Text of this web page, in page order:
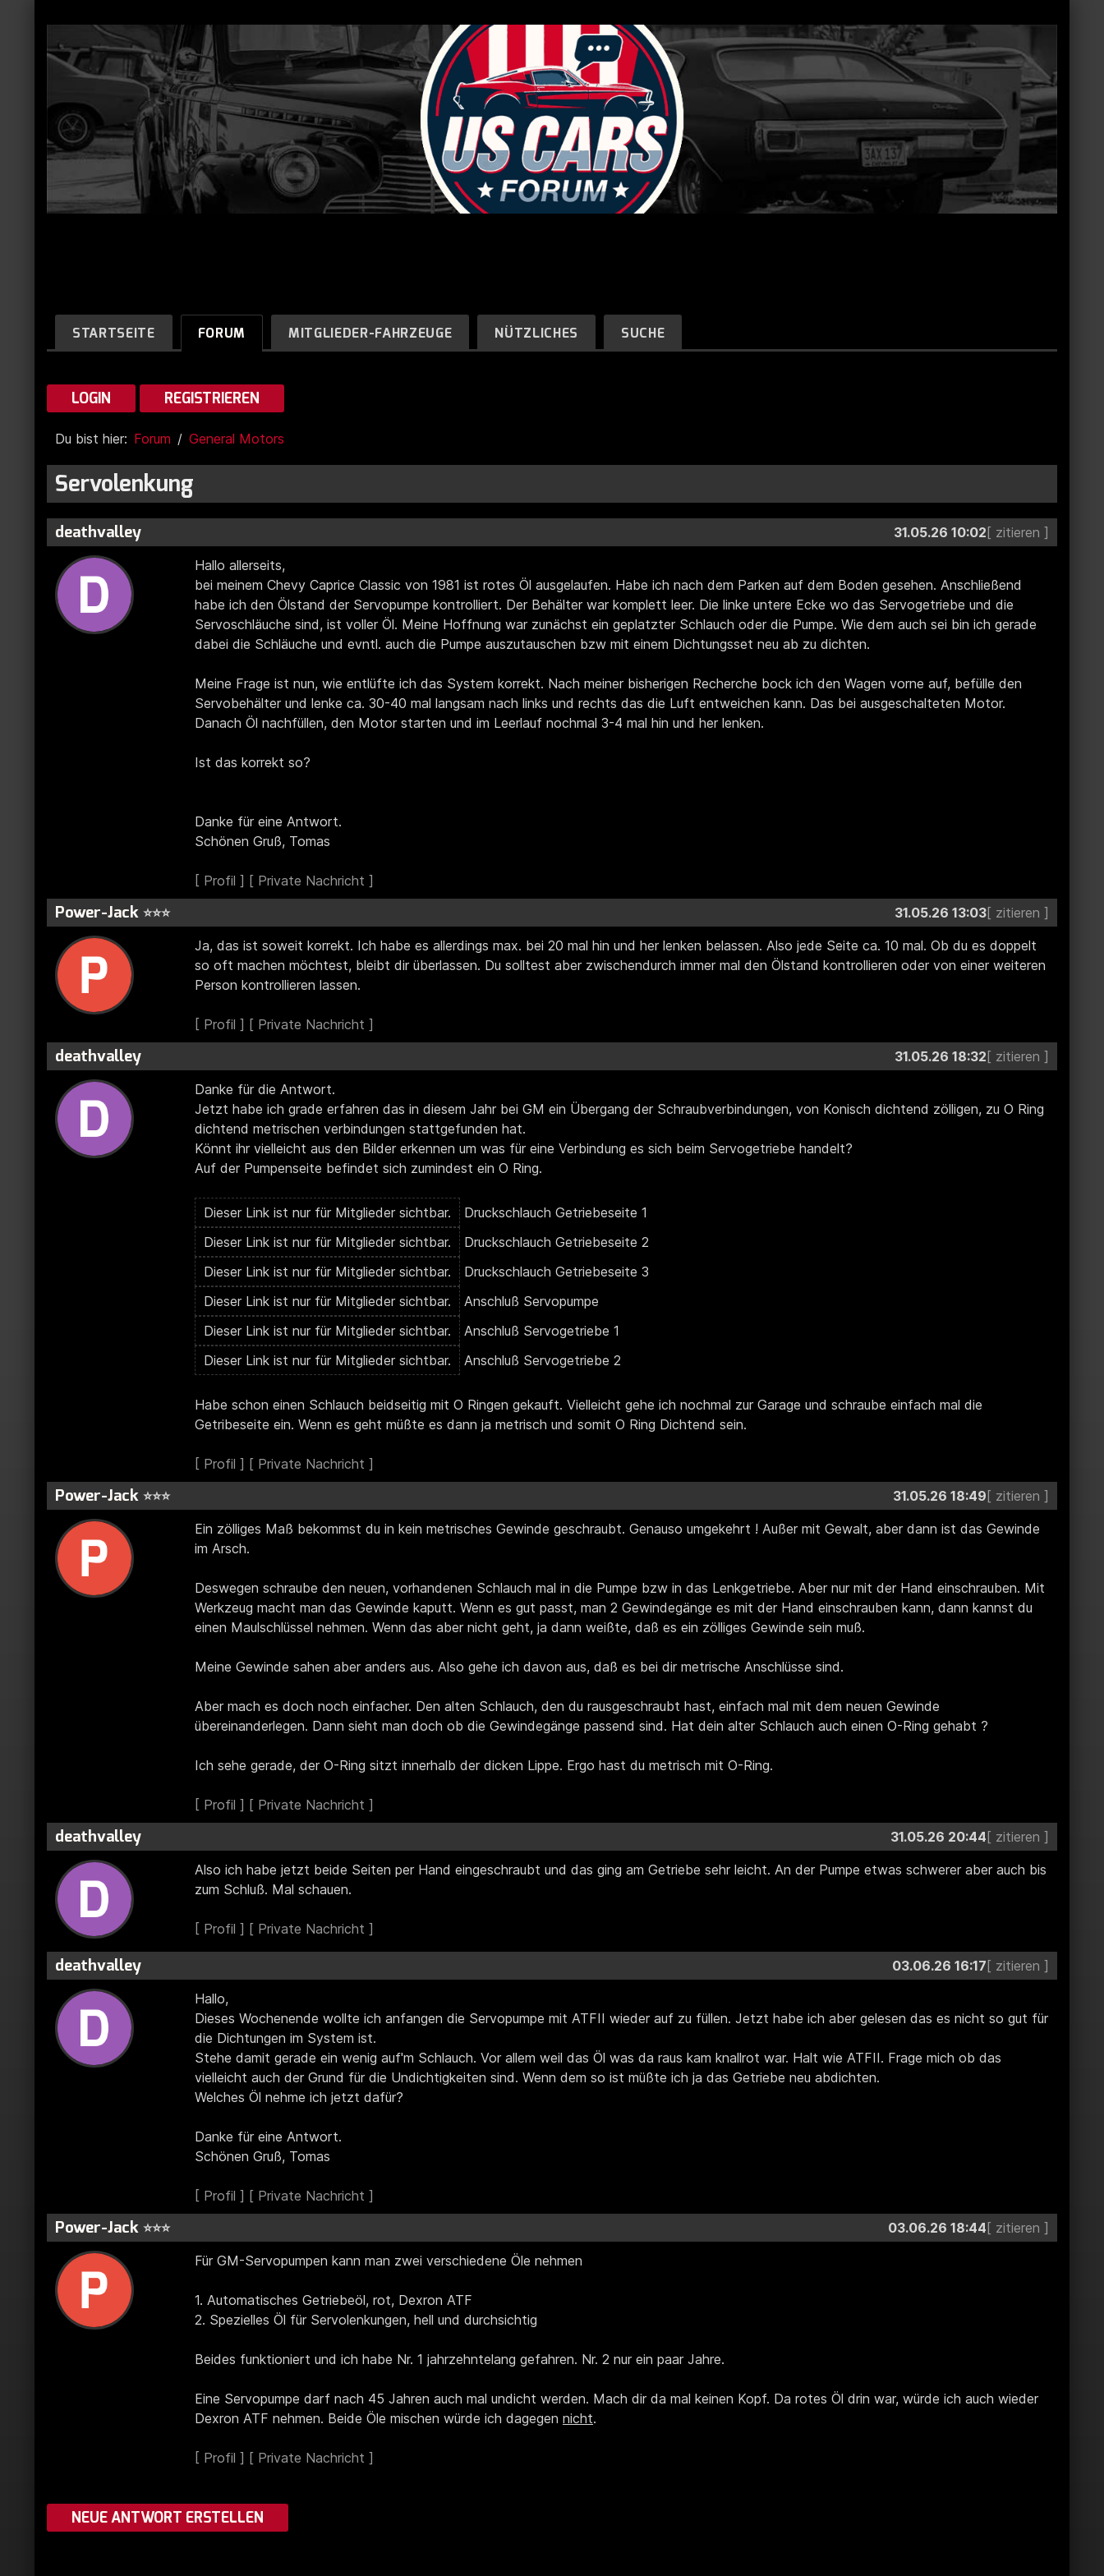
STARTSEITE FORUM MITGLIEDER-FAHRZEUGE NÜTZLICHES SUCHE
LOGIN REGISTRIEREN
Du bist hier: Forum General Motors
Servolenkung
deathvalley
31.05.26 10:02
Hallo allerseits,
bei meinem Chevy Caprice Classic von 1981 ist rotes Öl ausgelaufen. Habe ich nach dem Parken auf dem Boden gesehen. Anschließend
habe ich den Ölstand der Servopumpe kontrolliert. Der Behälter war komplett leer. Die linke untere Ecke wo das Servogetriebe und die
Servoschläuche sind, ist voller Öl. Meine Hoffnung war zunächst ein geplatzter Schlauch oder die Pumpe. Wie dem auch sei bin ich gerade
dabei die Schläuche und evntl. auch die Pumpe auszutauschen bzw mit einem Dichtungsset neu ab zu dichten.
Meine Frage ist nun, wie entlüfte ich das System korrekt. Nach meiner bisherigen Recherche bock ich den Wagen vorne auf, befülle den
Servobehälter und lenke ca. 30-40 mal langsam nach links und rechts das die Luft entweichen kann. Das bei ausgeschalteten Motor.
Danach Öl nachfüllen, den Motor starten und im Leerlauf nochmal 3-4 mal hin und her lenken.
Ist das korrekt so?
Danke für eine Antwort.
Schönen Gruß, Tomas
Power-Jack ⭐⭐⭐
31.05.26 13:03
Ja, das ist soweit korrekt. Ich habe es allerdings max. bei 20 mal hin und her lenken belassen. Also jede Seite ca. 10 mal. Ob du es doppelt
so oft machen möchtest, bleibt dir überlassen. Du solltest aber zwischendurch immer mal den Ölstand kontrollieren oder von einer weiteren
Person kontrollieren lassen.
deathvalley
31.05.26 18:32
Danke für die Antwort.
Jetzt habe ich grade erfahren das in diesem Jahr bei GM ein Übergang der Schraubverbindungen, von Konisch dichtend zölligen, zu O Ring
dichtend metrischen verbindungen stattgefunden hat.
Könnt ihr vielleicht aus den Bilder erkennen um was für eine Verbindung es sich beim Servogetriebe handelt?
Auf der Pumpenseite befindet sich zumindest ein O Ring.
Druckschlauch Getriebeseite 1
Druckschlauch Getriebeseite 2
Druckschlauch Getriebeseite 3
Anschluß Servopumpe
Anschluß Servogetriebe 1
Anschluß Servogetriebe 2
Habe schon einen Schlauch beidseitig mit O Ringen gekauft. Vielleicht gehe ich nochmal zur Garage und schraube einfach mal die
Getribeseite ein. Wenn es geht müßte es dann ja metrisch und somit O Ring Dichtend sein.
Power-Jack ⭐⭐⭐
31.05.26 18:49
Ein zölliges Maß bekommst du in kein metrisches Gewinde geschraubt. Genauso umgekehrt ! Außer mit Gewalt, aber dann ist das Gewinde
im Arsch.
Deswegen schraube den neuen, vorhandenen Schlauch mal in die Pumpe bzw in das Lenkgetriebe. Aber nur mit der Hand einschrauben. Mit
Werkzeug macht man das Gewinde kaputt. Wenn es gut passt, man 2 Gewindegänge es mit der Hand einschrauben kann, dann kannst du
einen Maulschlüssel nehmen. Wenn das aber nicht geht, ja dann weißte, daß es ein zölliges Gewinde sein muß.
Meine Gewinde sahen aber anders aus. Also gehe ich davon aus, daß es bei dir metrische Anschlüsse sind.
Aber mach es doch noch einfacher. Den alten Schlauch, den du rausgeschraubt hast, einfach mal mit dem neuen Gewinde
übereinanderlegen. Dann sieht man doch ob die Gewindegänge passend sind. Hat dein alter Schlauch auch einen O-Ring gehabt ?
Ich sehe gerade, der O-Ring sitzt innerhalb der dicken Lippe. Ergo hast du metrisch mit O-Ring.
deathvalley
31.05.26 20:44
Also ich habe jetzt beide Seiten per Hand eingeschraubt und das ging am Getriebe sehr leicht. An der Pumpe etwas schwerer aber auch bis
zum Schluß. Mal schauen.
deathvalley
03.06.26 16:17
Hallo,
Dieses Wochenende wollte ich anfangen die Servopumpe mit ATFII wieder auf zu füllen. Jetzt habe ich aber gelesen das es nicht so gut für
die Dichtungen im System ist.
Stehe damit gerade ein wenig auf'm Schlauch. Vor allem weil das Öl was da raus kam knallrot war. Halt wie ATFII. Frage mich ob das
vielleicht auch der Grund für die Undichtigkeiten sind. Wenn dem so ist müßte ich ja das Getriebe neu abdichten.
Welches Öl nehme ich jetzt dafür?
Danke für eine Antwort.
Schönen Gruß, Tomas
Power-Jack ⭐⭐⭐
03.06.26 18:44
Für GM-Servopumpen kann man zwei verschiedene Öle nehmen
1. Automatisches Getriebeöl, rot, Dexron ATF
2. Spezielles Öl für Servolenkungen, hell und durchsichtig
Beides funktioniert und ich habe Nr. 1 jahrzehntelang gefahren. Nr. 2 nur ein paar Jahre.
Eine Servopumpe darf nach 45 Jahren auch mal undicht werden. Mach dir da mal keinen Kopf. Da rotes Öl drin war, würde ich auch wieder
Dexron ATF nehmen. Beide Öle mischen würde ich dagegen nicht.
NEUE ANTWORT ERSTELLEN